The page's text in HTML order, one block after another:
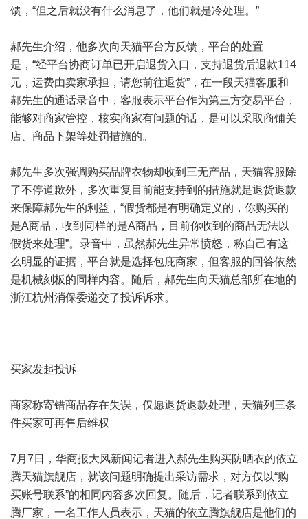
馈，“但之后就没有什么消息了，他们就是冷处理。”
郝先生介绍，他多次向天猫平台方反馈，平台的处置
是，“经平台协商订单已开启退货入口，支持退货后退款114
元，运费由卖家承担，请您前往退货”，在一段天猫客服和
郝先生的通话录音中，客服表示平台作为第三方交易平台，
能够对商家管控，核实商家有问题的话，是可以采取商铺关
店、商品下架等处罚措施的。
郝先生多次强调购买品牌衣物却收到三无产品，天猫客服除
了不停道歉外，多次重复目前能支持到的措施就是退货退款
来保障郝先生的利益，“假货都是有明确定义的，你购买的
是A商品，收到同样的是A商品，目前你收到的商品无法以
假货来处理”。录音中，虽然郝先生异常愤怒，称自己有这
么明显的证据，平台就是选择包庇商家，但客服的回答依然
是机械刻板的同样内容。随后，郝先生向天猫总部所在地的
浙江杭州消保委递交了投诉诉求。
买家发起投诉
商家称寄错商品存在失误，仅愿退货退款处理，天猫列三条
件买家可再售后维权
7月7日，华商报大风新闻记者进入郝先生购买防晒衣的依立
腾天猫旗舰店，就该问题明确提出采访需求，对方仅以“购
买账号联系”的相同内容多次回复。随后，记者联系到依立
腾厂家，一名工作人员表示，天猫的依立腾旗舰店是他们的